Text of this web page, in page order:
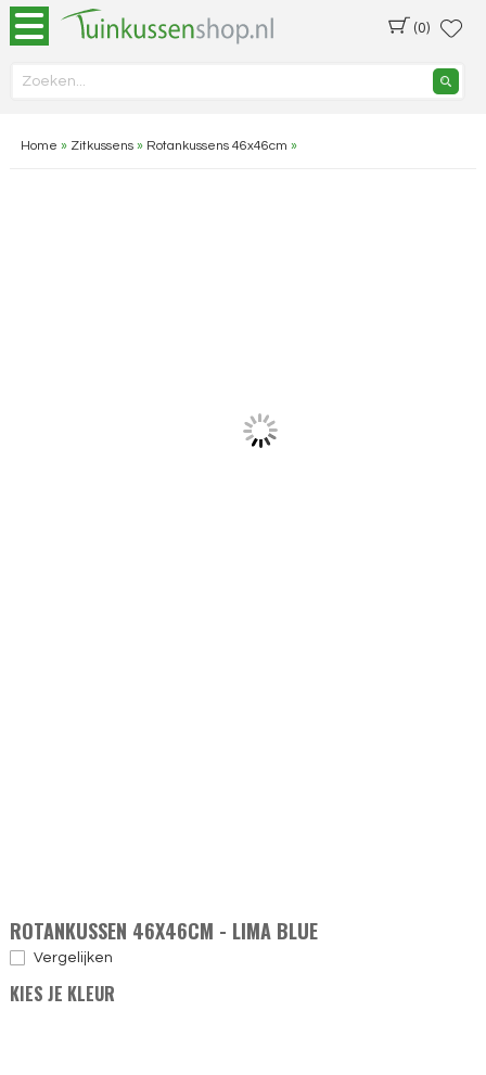
(0)
Home » Zitkussens» Rotankussens 46x46cm »
ROTANKUSSEN 46X46CM - LIMA BLUE
Vergelijken
KIES JE KLEUR